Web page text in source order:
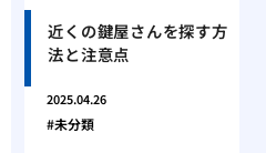
近くの鍵屋さんを探す方
法と注意点
2025.04.26
未分類